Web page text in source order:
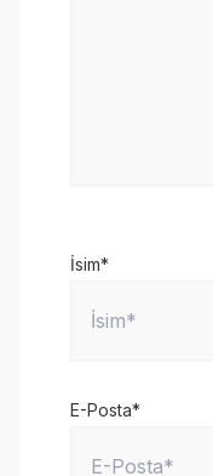
İsim*
E-Posta*